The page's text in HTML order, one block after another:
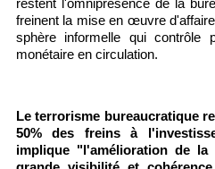
restent l'omniprésence de la
freinent la mise en œuvre
sphère informelle qui
monétaire en circulation.
Le terrorisme bureaucratique
50% des freins à
implique "l'amélioration de